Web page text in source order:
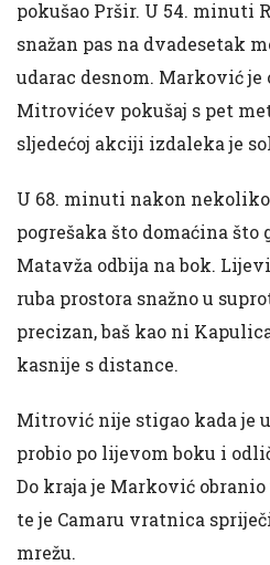
pokušao Pršir. U 54. minuti
snažan pas na dvadesetak
udarac desnom. Marković je
Mitrovićev pokušaj s pet
sljedećoj akciji izdaleka je
U 68. minuti nakon
pogrešaka što domaćina što
Matavža odbija na bok.
ruba prostora snažno u
precizan, baš kao ni
kasnije s distance.
Mitrović nije stigao kada je
probio po lijevom boku i
Do kraja je Marković
te je Camaru vratnica
mrežu.